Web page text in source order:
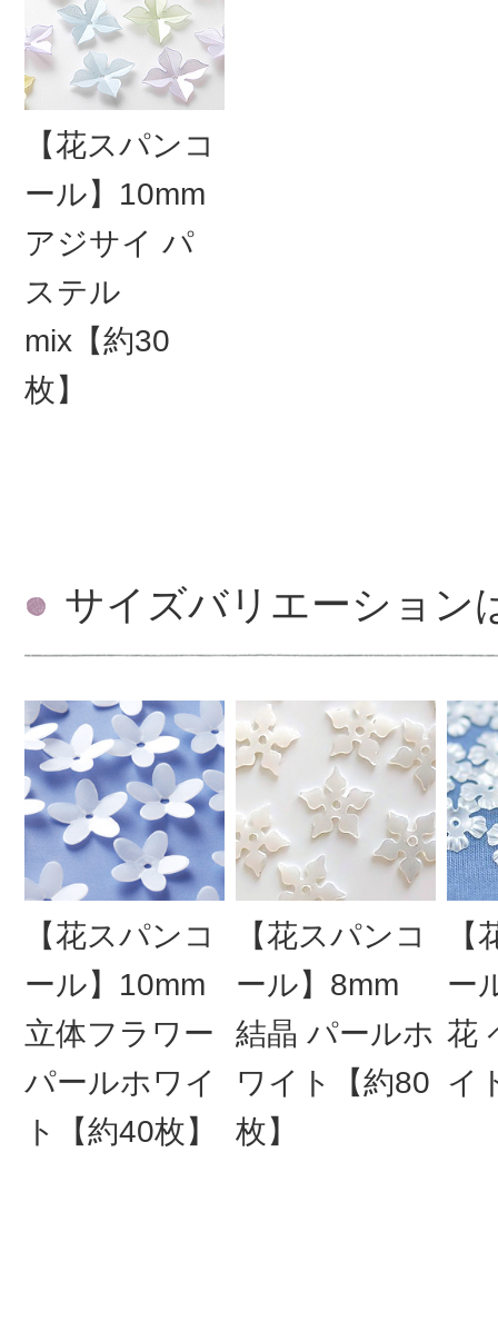
【花スパンコ
ール】10mm
アジサイ パ
ステル
mix【約30
枚】
サイズバリエーション
【花スパンコ
ール】10mm
立体フラワー
パールホワイ
ト【約40枚】
【花スパンコ
ール】8mm
結晶 パールホ
ワイト【約80
枚】
ー
花
イ